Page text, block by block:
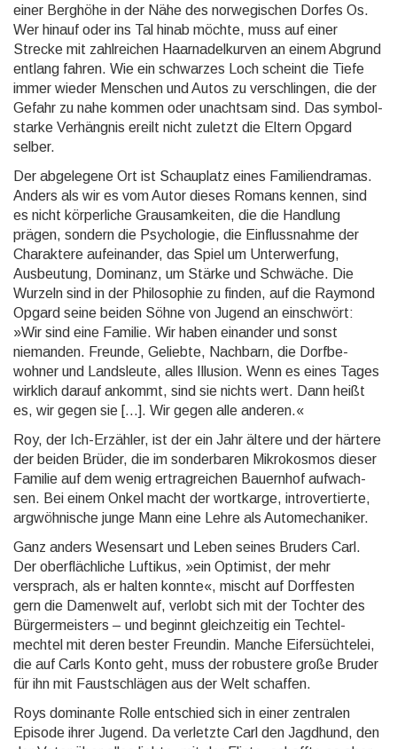
einer Berghöhe in der Nähe des norwegi­schen Dorfes Os.
Wer hinauf oder ins Tal hinab möchte, muss auf einer
Strecke mit zahl­reichen Haar­nadel­kurven an einem Abgrund
entlang fahren. Wie ein schwarzes Loch scheint die Tiefe
immer wieder Menschen und Autos zu ver­schlingen, die der
Gefahr zu nahe kommen oder unachtsam sind. Das symbol­
starke Verhäng­nis ereilt nicht zuletzt die Eltern Opgard
selber.
Der abgelegene Ort ist Schauplatz eines Familiendramas.
Anders als wir es vom Autor dieses Romans kennen, sind
es nicht körper­liche Grausam­keiten, die die Handlung
prägen, sondern die Psycho­logie, die Einfluss­nahme der
Charak­tere aufein­ander, das Spiel um Unter­werfung,
Ausbeu­tung, Dominanz, um Stärke und Schwäche. Die
Wurzeln sind in der Philo­sophie zu finden, auf die Raymond
Opgard seine beiden Söhne von Jugend an ein­schwört:
»Wir sind eine Familie. Wir haben einander und sonst
niemanden. Freunde, Geliebte, Nachbarn, die Dorfbe­
wohner und Lands­leute, alles Illusion. Wenn es eines Tages
wirklich darauf ankommt, sind sie nichts wert. Dann heißt
es, wir gegen sie […]. Wir gegen alle anderen.«
Roy, der Ich-Erzähler, ist der ein Jahr ältere und der härtere
der beiden Brüder, die im sonder­baren Mikro­kosmos dieser
Familie auf dem wenig ertrag­reichen Bauernhof aufwach­
sen. Bei einem Onkel macht der wortkarge, introver­tierte,
argwöh­nische junge Mann eine Lehre als Auto­mechani­ker.
Ganz anders Wesensart und Leben seines Bruders Carl.
Der oberfläch­liche Luftikus, »ein Optimist, der mehr
versprach, als er halten konnte«, mischt auf Dorf­festen
gern die Damenwelt auf, verlobt sich mit der Tochter des
Bürger­meisters – und beginnt gleich­zeitig ein Techtel­
mechtel mit deren bester Freundin. Manche Eifer­süch­telei,
die auf Carls Konto geht, muss der robus­tere große Bruder
für ihn mit Faust­schlägen aus der Welt schaffen.
Roys dominante Rolle entschied sich in einer zentralen
Episode ihrer Jugend. Da verletzte Carl den Jagdhund, den